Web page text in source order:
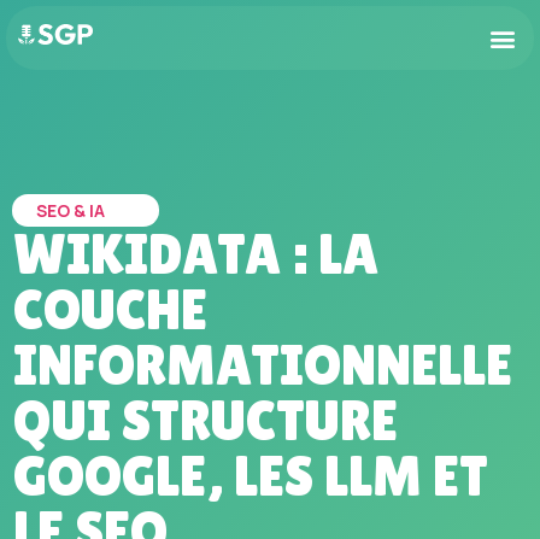
SEO & IA
WIKIDATA : LA
COUCHE
INFORMATIONNELLE
QUI STRUCTURE
GOOGLE, LES LLM ET